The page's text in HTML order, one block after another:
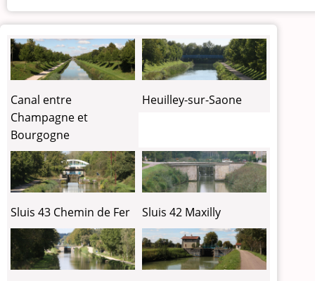
Canal entre
Champagne et
Bourgogne
Heuilley-sur-Saone
Sluis 43 Chemin de Fer Sluis 42 Maxilly